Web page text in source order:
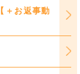
＋お返事動